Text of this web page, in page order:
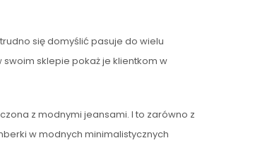
się domyślić pasuje do wielu
sklepie pokaż je klientkom w
z modnymi jeansami. I to zarówno z
w modnych minimalistycznych